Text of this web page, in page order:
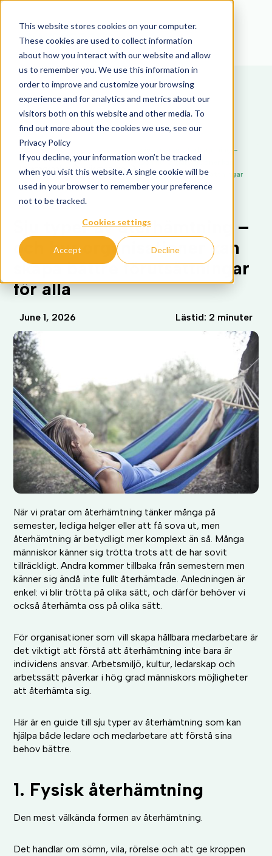
This website stores cookies on your computer.
These cookies are used to collect information
about how you interact with our website and allow
us to remember you. We use this information in
order to improve and customize your browsing
experience and for analytics and metrics about our
visitors both on this website and other media. To
find out more about the cookies we use, see our
Privacy Policy
If you decline, your information won’t be tracked
when you visit this website. A single cookie will be
used in your browser to remember your preference
not to be tracked.
Cookies settings
Accept Decline
Företagshälsa Frisknärvaro
Sju typer av återhämtning –
och hur organisationer kan
skapa bättre förutsättningar
för alla
Sju typer av återhämtning –
och hur organisationer kan
skapa bättre förutsättningar
för alla
June 1, 2026 Lästid: 2 minuter
När vi pratar om återhämtning tänker många på
semester, lediga helger eller att få sova ut, men
återhämtning är betydligt mer komplext än så. Många
människor känner sig trötta trots att de har sovit
tillräckligt. Andra kommer tillbaka från semestern men
känner sig ändå inte fullt återhämtade. Anledningen är
enkel: vi blir trötta på olika sätt, och därför behöver vi
också återhämta oss på olika sätt.
För organisationer som vill skapa hållbara medarbetare är
det viktigt att förstå att återhämtning inte bara är
individens ansvar. Arbetsmiljö, kultur, ledarskap och
arbetssätt påverkar i hög grad människors möjligheter
att återhämta sig.
Här är en guide till sju typer av återhämtning som kan
hjälpa både ledare och medarbetare att förstå sina
behov bättre.
1. Fysisk återhämtning
Den mest välkända formen av återhämtning.
Det handlar om sömn, vila, rörelse och att ge kroppen